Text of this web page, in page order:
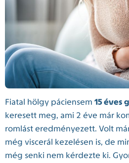
Fiatal hölgy páciensem 15 éves
keresett meg, ami 2 éve már
romlást eredményezett. Volt
még viscerál kezelésen is, de
még senki nem kérdezte ki.